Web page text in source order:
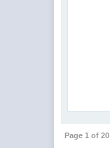
Page 1 of 20